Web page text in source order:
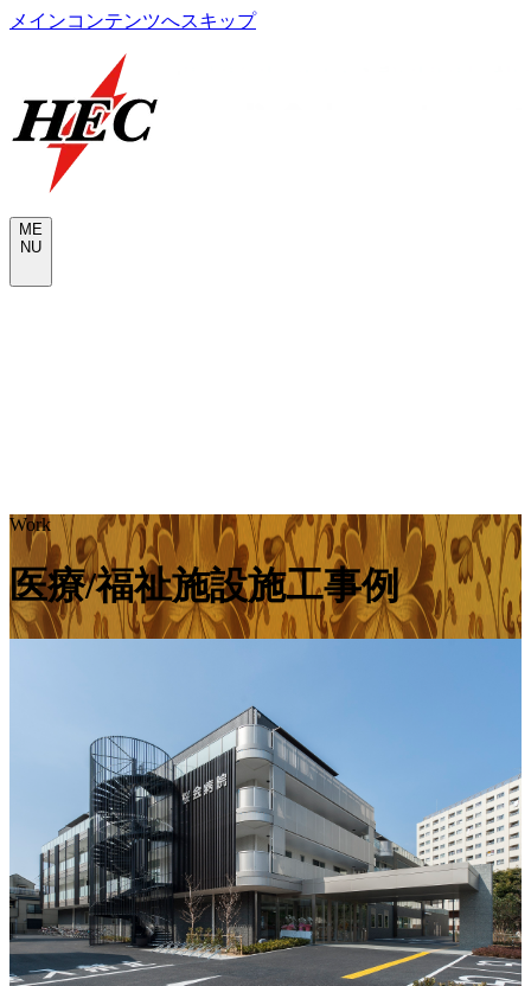
メインコンテンツへスキップ
M E
NU
Work
医療/福祉施設施工事例